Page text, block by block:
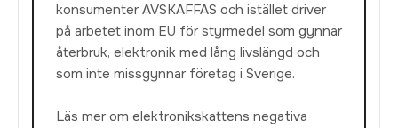
konsumenter AVSKAFFAS och istället driver
på arbetet inom EU för styrmedel som gynnar
återbruk, elektronik med lång livslängd och
som inte missgynnar företag i Sverige.
Läs mer om elektronikskattens negativa